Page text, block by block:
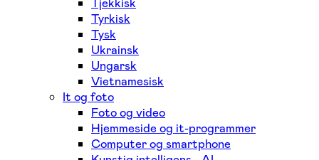
Tyrkisk
Tysk
Ukrainsk
Ungarsk
Vietnamesisk
It og foto
Foto og video
Hjemmeside og it-programmer
Computer og smartphone